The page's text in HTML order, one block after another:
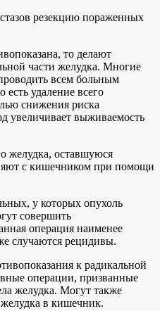
резекцию пораженных
то делают
части желудка. Многие
всем больным
удаление всего
снижения риска
увеличивает выживаемость
желудка, оставшуюся
с кишечником при помощи
у которых опухоль
совершить
операция наименее
случаются рецидивы.
к радикальной
операции, призванные
желудка. Могут также
желудка в кишечник.